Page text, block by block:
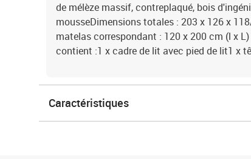
de mélèze massif, contreplaqué, bois
mousseDimensions totales : 203 x 126 x
matelas correspondant : 120 x 200 cm (l x
contient :1 x cadre de lit avec pied de lit1 x
Caractéristiques